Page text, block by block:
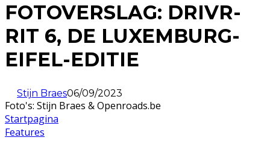
FOTOVERSLAG: DRIVR-
RIT 6, DE LUXEMBURG-
EIFEL-EDITIE
Stijn Braes06/09/2023
Foto's: Stijn Braes & Openroads.be
Startpagina
Features